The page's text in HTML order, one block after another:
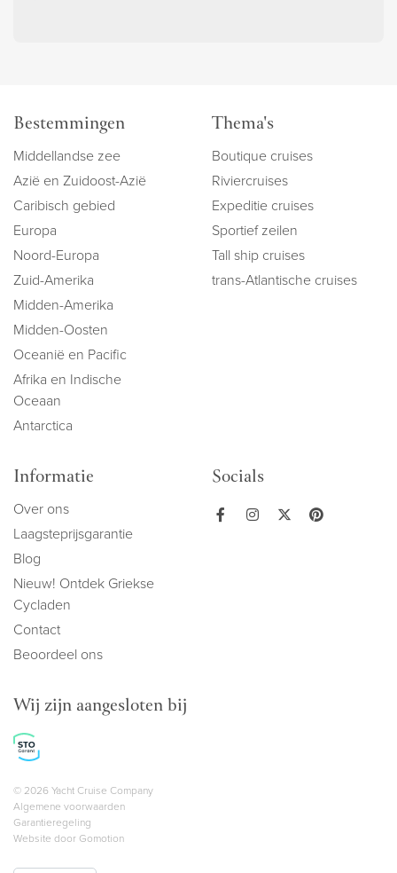
Bestemmingen
Middellandse zee
Azië en Zuidoost-Azië
Caribisch gebied
Europa
Noord-Europa
Zuid-Amerika
Midden-Amerika
Midden-Oosten
Oceanië en Pacific
Afrika en Indische
Oceaan
Antarctica
Thema's
Boutique cruises
Riviercruises
Expeditie cruises
Sportief zeilen
Tall ship cruises
trans-Atlantische cruises
Informatie
Over ons
Laagsteprijsgarantie
Blog
Nieuw! Ontdek Griekse
Cycladen
Contact
Beoordeel ons
Socials
Wij zijn aangesloten bij
Copyright navigation
© 2026 Yacht Cruise Company
Algemene voorwaarden
Garantieregeling
Website door Gomotion